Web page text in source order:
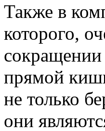
Также в
которого,
сокращении
прямой
не только
они